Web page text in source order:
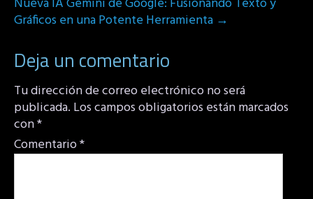
Gráficos en una Potente Herramienta →
Deja un comentario
Tu dirección de correo electrónico no será
publicada. Los campos obligatorios están marcados
con*
Comentario*